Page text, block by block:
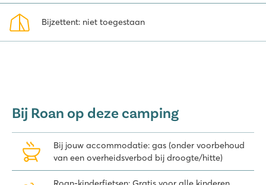
en geniet van een fijne vakantie in Zuid-Frankrijk!
Bijzettent: niet toegestaan
Bij Roan op deze camping
Bij jouw accommodatie: gas (onder voorbehoud
van een overheidsverbod bij droogte/hitte)